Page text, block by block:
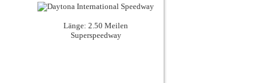
Länge: 2.50 Meilen
Superspeedway